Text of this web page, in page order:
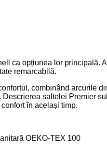
ca opțiunea lor principală.
remarcabilă.
combinând arcurile
saltelei Premier
în același timp.
OEKO-TEX 100